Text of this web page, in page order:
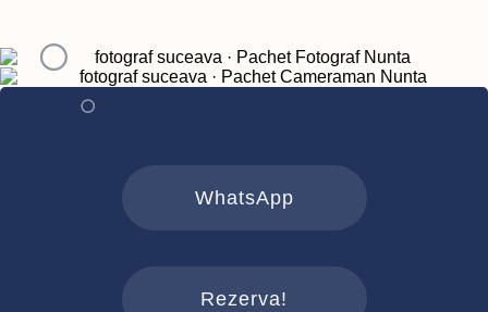
WhatsApp
Rezerva!